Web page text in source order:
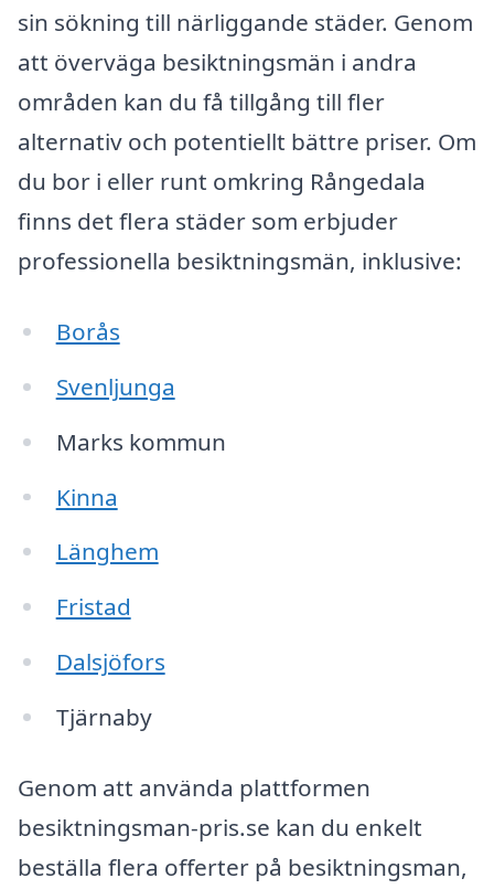
sin sökning till närliggande städer. Genom
att överväga besiktningsmän i andra
områden kan du få tillgång till fler
alternativ och potentiellt bättre priser. Om
du bor i eller runt omkring Rångedala
finns det flera städer som erbjuder
professionella besiktningsmän, inklusive:
Borås
Svenljunga
Marks kommun
Kinna
Länghem
Fristad
Dalsjöfors
Tjärnaby
Genom att använda plattformen
besiktningsman-pris.se kan du enkelt
beställa flera offerter på besiktningsman,